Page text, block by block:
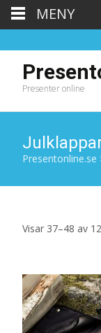
Presenter online
Presentonline.se
Visar 37–48 av
MENY